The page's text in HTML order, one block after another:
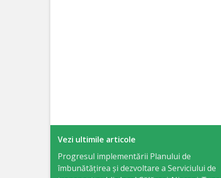
Drumuri
Specialist
Vezi ultimile articole
Progresul implementării Planului de
îmbunătățirea și dezvoltare a Serviciului de